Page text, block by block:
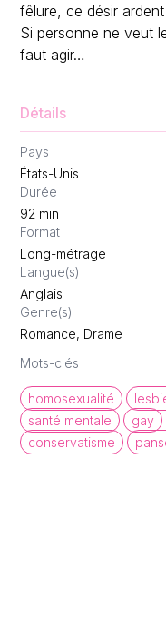
fêlure, ce désir
Si personne ne veut
faut agir…
Détails
Pays
États-Unis
Durée
92 min
Format
Long-métrage
Langue(s)
Anglais
Genre(s)
Romance, Drame
Mots-clés
homosexualité
santé mentale
gay
conservatisme